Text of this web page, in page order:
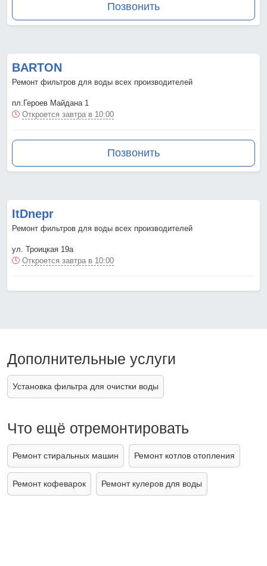
Позвонить
BARTON
Ремонт фильтров для воды всех производителей
пл.Героев Майдана 1
Откроется завтра в 10:00
Позвонить
ItDnepr
Ремонт фильтров для воды всех производителей
ул. Троицкая 19а
Откроется завтра в 10:00
Дополнительные услуги
Установка фильтра для очистки воды
Что ещё отремонтировать
Ремонт стиральных машин Ремонт котлов отопления
Ремонт кофеварок Ремонт кулеров для воды